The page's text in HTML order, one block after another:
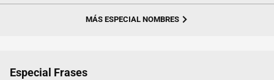
MÁS ESPECIAL NOMBRES
Especial Frases